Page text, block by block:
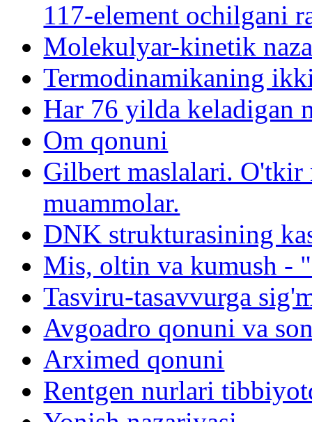
117-element ochilgani
Molekulyar-kinetik
Termodinamikaning
Har 76 yilda keladigan
Om qonuni
Gilbert maslalari. O'tkir
muammolar.
DNK strukturasining
Mis, oltin va kumush -
Tasviru-tasavvurga
Avgoadro qonuni va
Arximed qonuni
Rentgen nurlari